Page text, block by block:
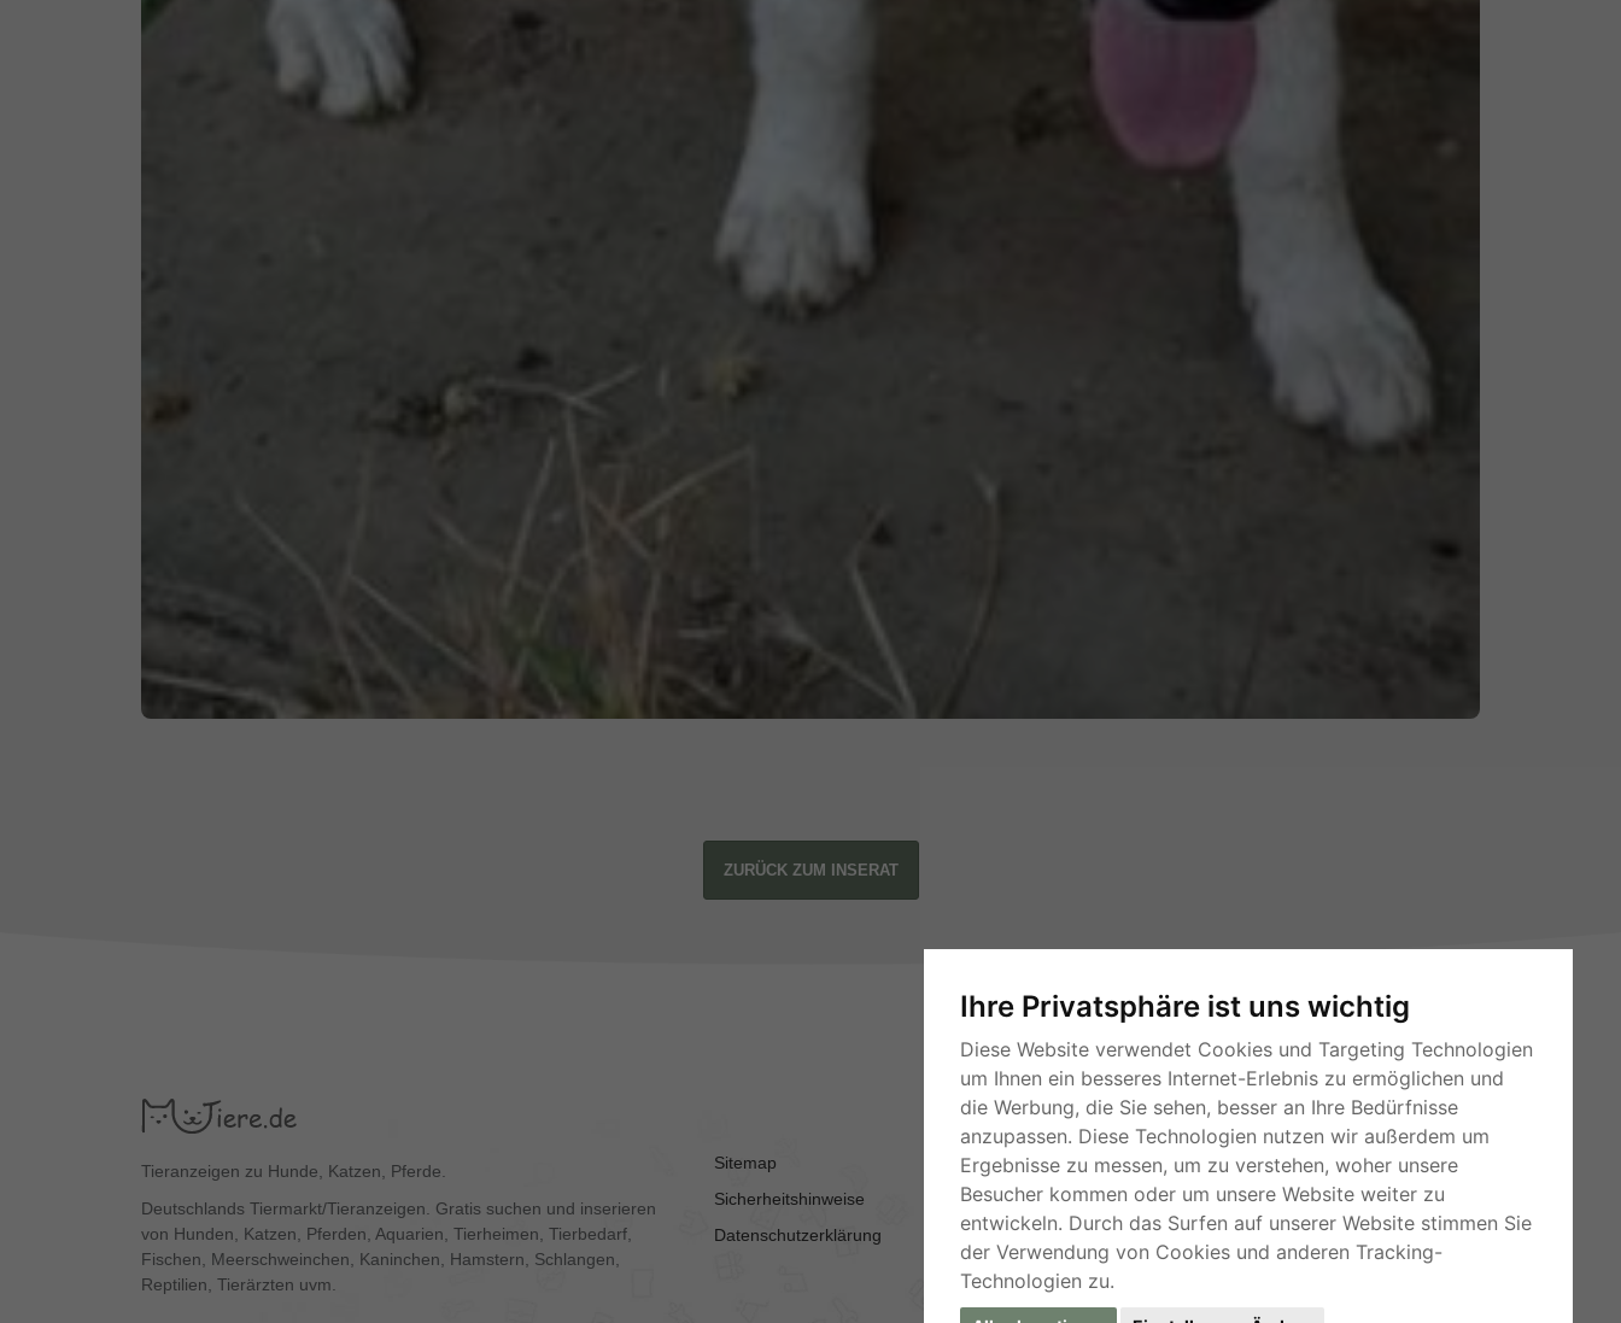
Ihre Privatsphäre ist uns wichtig
Diese Website verwendet Cookies und Targeting Technologien
um Ihnen ein besseres Internet-Erlebnis zu ermöglichen und
die Werbung, die Sie sehen, besser an Ihre Bedürfnisse
anzupassen. Diese Technologien nutzen wir außerdem um
Ergebnisse zu messen, um zu verstehen, woher unsere
Besucher kommen oder um unsere Website weiter zu
entwickeln. Durch das Surfen auf unserer Website stimmen Sie
der Verwendung von Cookies und anderen Tracking-
Technologien zu.
ZURÜCK ZUM INSERAT
Tieranzeigen zu Hunde, Katzen, Pferde.
Deutschlands Tiermarkt/Tieranzeigen. Gratis suchen und inserieren
von Hunden, Katzen, Pferden, Aquarien, Tierheimen, Tierbedarf,
Fischen, Meerschweinchen, Kaninchen, Hamstern, Schlangen,
Reptilien, Tierärzten uvm.
Sitemap
Sicherheitshinweise
Datenschutzerklärung
AGB
Kontakt
Impressum
RSS-Feeds
Für Webmaster
Kleinanzeigen-Österreich